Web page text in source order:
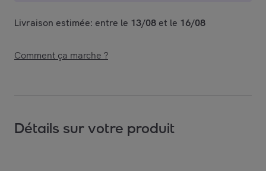
Livraison estimée: entre le 13/08 et le 16/08
Comment ça marche ?
Détails sur votre produit